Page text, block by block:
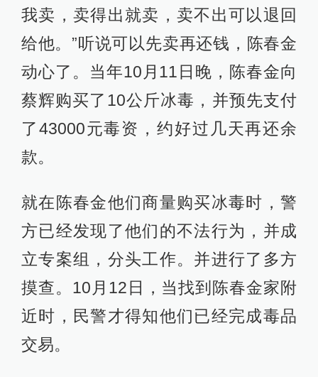
我卖，卖得出就卖，卖不出可以退回
给他。”听说可以先卖再还钱，陈春金
动心了。当年10月11日晚，陈春金向
蔡辉购买了10公斤冰毒，并预先支付
了43000元毒资，约好过几天再还余
款。
就在陈春金他们商量购买冰毒时，警
方已经发现了他们的不法行为，并成
立专案组，分头工作。并进行了多方
摸查。10月12日，当找到陈春金家附
近时，民警才得知他们已经完成毒品
交易。